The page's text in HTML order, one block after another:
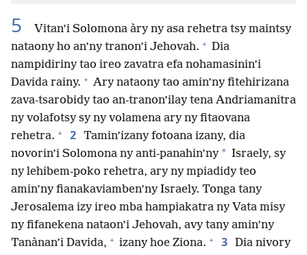
5
Vitan’i Solomona àry ny asa rehetra tsy maintsy
nataony ho an’ny tranon’i Jehovah. + Dia
nampidiriny tao ireo zavatra efa nohamasinin’i
Davida rainy. + Ary nataony tao amin’ny fitehirizana
zava-tsarobidy tao an-tranon’ilay tena Andriamanitra
ny volafotsy sy ny volamena ary ny fitaovana
rehetra. + 2 Tamin’izany fotoana izany, dia
novorin’i Solomona ny anti-panahin’ny * Israely, sy
ny lehibem-poko rehetra, ary ny mpiadidy teo
amin’ny fianakaviamben’ny Israely. Tonga tany
Jerosalema izy ireo mba hampiakatra ny Vata misy
ny fifanekena nataon’i Jehovah, avy tany amin’ny
Tanànan’i Davida, + izany hoe Ziona. + 3 Dia nivory